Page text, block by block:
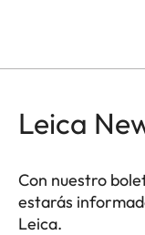
Leica
Con nuestro
estarás
Leica.